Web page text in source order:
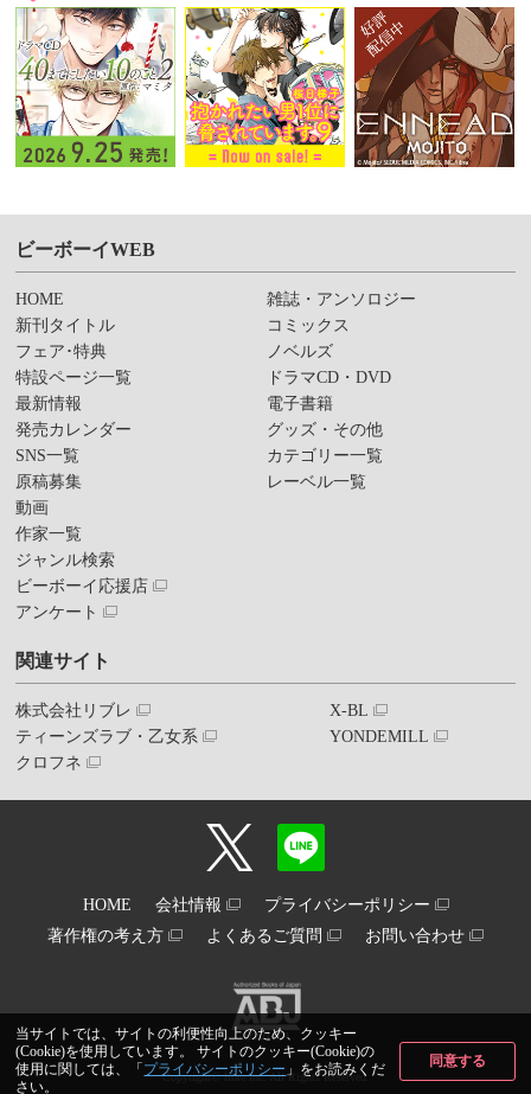
当サイトでは、サイトの利便性向上のため、クッキー
(Cookie)を使用しています。 サイトのクッキー(Cookie)の
使用に関しては、「 プライバシーポリシー 」をお読みくだ
さい。
同意する
ビーボーイWEB
HOME
新刊タイトル
フェア･特典
特設ページ一覧
最新情報
発売カレンダー
SNS一覧
原稿募集
動画
作家一覧
ジャンル検索
ビーボーイ応援店
アンケート
雑誌・アンソロジー
コミックス
ノベルズ
ドラマCD・DVD
電子書籍
グッズ・その他
カテゴリー一覧
レーベル一覧
関連サイト
株式会社リブレ
ティーンズラブ・乙女系
クロフネ
X-BL
YONDEMILL
HOME 会社情報
プライバシーポリシー
著作権の考え方
よくあるご質問 お問い合わせ
Copyright© libre inc. All Rights Reserved.